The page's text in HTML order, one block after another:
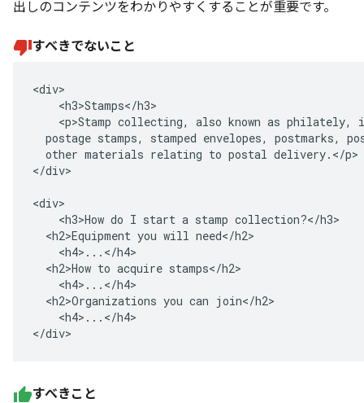
出しのコンテンツをわかりやすくすることが重要です。
すべきでないこと
<div>
    <h3>Stamps</h3>
<p>Stamp collecting, also known as philately,
postage stamps, stamped envelopes, postmarks,
  other materials relating to postal delivery.</p>
</div>
<div>
    <h3>How do I start a stamp collection?</h3>
  <h2>Equipment you will need</h2>
    <h4>...</h4>
  <h2>How to acquire stamps</h2>
    <h4>...</h4>
  <h2>Organizations you can join</h2>
    <h4>...</h4>
</div>
すべきこと